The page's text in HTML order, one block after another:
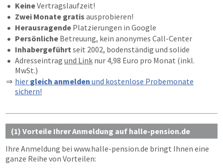
KeineVertragslaufzeit!
Zwei Monate gratis ausprobieren!
Herausragende Platzierungen in Google
Persönliche Betreuung, kein anonymes Call-Center
Inhabergeführt seit 2002, bodenständig und solide
Adresseintrag und Link nur 4,98 Euro pro Monat (inkl.
MwSt.)
hier gleich anmelden und kostenlose Probemonate
sichern!
(1) Vorteile Ihrer Anmeldung auf halle-pension.de
Ihre Anmeldung bei www.halle-pension.de bringt Ihnen eine
ganze Reihe von Vorteilen: